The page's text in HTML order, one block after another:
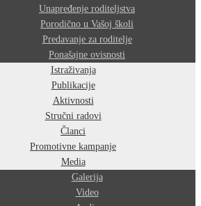
Unapređenje roditeljstva
Porodično u Vašoj školi
Predavanje za roditelje
Ponašajne ovisnosti
Istraživanja
Publikacije
Aktivnosti
Stručni radovi
Članci
Promotivne kampanje
Media
Galerija
Video